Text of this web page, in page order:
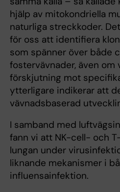
hjälp av mitokondriella
naturliga streckkoder.
för oss att identifiera
som spänner över både
fostervävnader, även om
förskjutning mot
ytterligare indikerar att
vävnadsbaserad
I samband med
fann vi att NK-cell- och
lungan under
liknande mekanismer i
influensainfektion.